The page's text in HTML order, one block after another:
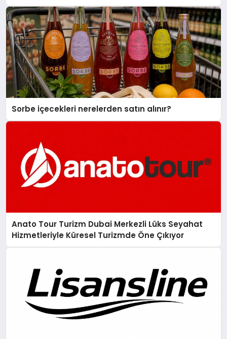
Sorbe içecekleri nerelerden satın alınır?
Anato Tour Turizm Dubai Merkezli Lüks Seyahat
Hizmetleriyle Küresel Turizmde Öne Çıkıyor